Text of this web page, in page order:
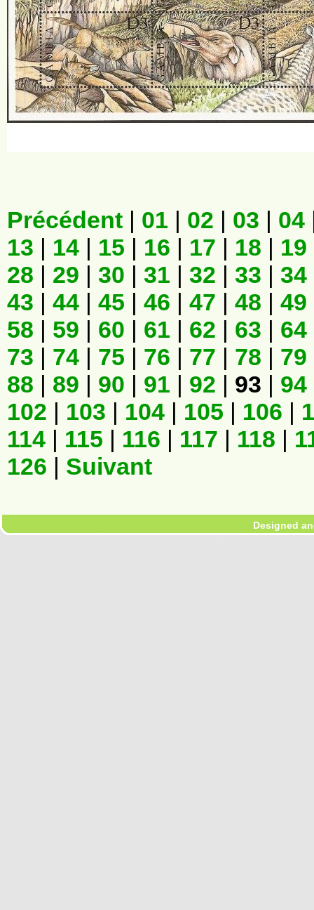
Précédent | 01 | 02 | 03 | 04
13 | 14 | 15 | 16 | 17 | 18 | 19
28 | 29 | 30 | 31 | 32 | 33 | 34
43 | 44 | 45 | 46 | 47 | 48 | 49
58 | 59 | 60 | 61 | 62 | 63 | 64
73 | 74 | 75 | 76 | 77 | 78 | 79
88 | 89 | 90 | 91 | 92 | 93 | 94
102 | 103 | 104 | 105 | 106 |
114 | 115 | 116 | 117 | 118 |
126 | Suivant
Designed